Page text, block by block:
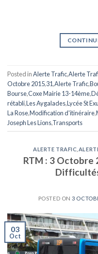
Posted inAlerte Trafic,Alerte
Octobre 2015,31,Alerte Trafic,
Bourse,Coxe Mairie 13-14ème,
rétabli,Les Aygalades,Lycée St
La Rose,Modification d'itinéraire,
Joseph Les Lions,Transports
ALERTE TRAFIC
RTM : 3 Octobre
POSTED ON3
03
Oct